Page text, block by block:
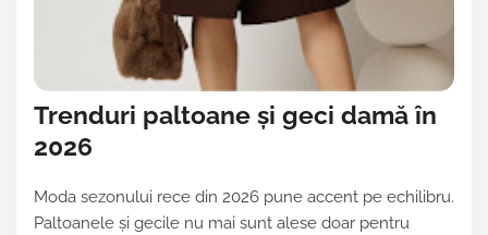
Trenduri paltoane și geci damă în
2026
Moda sezonului rece din 2026 pune accent pe echilibru.
Paltoanele și gecile nu mai sunt alese doar pentru